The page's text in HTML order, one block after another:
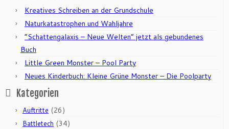
Kreatives Schreiben an der Grundschule
Naturkatastrophen und Wahljahre
“Schattengalaxis – Neue Welten” jetzt als gebundenes
Buch
Little Green Monster – Pool Party
Neues Kinderbuch: Kleine Grüne Monster – Die Poolparty
Kategorien
Auftritte (26)
Battletech (34)